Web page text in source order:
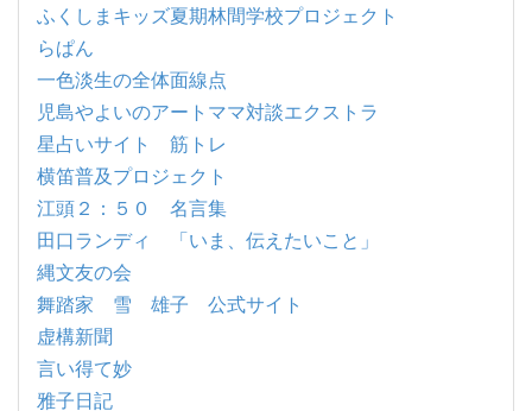
ふくしまキッズ夏期林間学校プロジェクト
らぱん
一色淡生の全体面線点
児島やよいのアートママ対談エクストラ
星占いサイト 筋トレ
横笛普及プロジェクト
江頭２：５０ 名言集
田口ランディ 「いま、伝えたいこと」
縄文友の会
舞踏家 雪 雄子 公式サイト
虚構新聞
言い得て妙
雅子日記